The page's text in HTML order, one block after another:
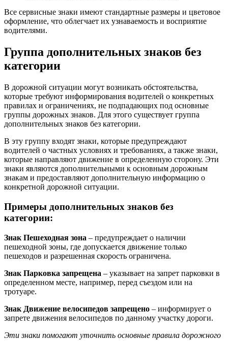
Все сервисные знаки имеют стандартные размеры и цветовое
оформление, что облегчает их узнаваемость и восприятие
водителями.
Группа дополнительных знаков без
категории
В дорожной ситуации могут возникать обстоятельства,
которые требуют информирования водителей о конкретных
правилах и ограничениях, не подпадающих под основные
группы дорожных знаков. Для этого существует группа
дополнительных знаков без категории.
В эту группу входят знаки, которые предупреждают
водителей о частных условиях и требованиях, а также знаки,
которые направляют движение в определенную сторону. Эти
знаки являются дополнительными к основным дорожным
знакам и предоставляют дополнительную информацию о
конкретной дорожной ситуации.
Примеры дополнительных знаков без
категории:
Знак Пешеходная зона – предупреждает о наличии
пешеходной зоны, где допускается движение только
пешеходов и разрешенная скорость ограничена.
Знак Парковка запрещена – указывает на запрет парковки в
определенном месте, например, перед съездом или на
тротуаре.
Знак Движение велосипедов запрещено – информирует о
запрете движения велосипедов по данному участку дороги.
Эти знаки помогают уточнить основные правила дорожного